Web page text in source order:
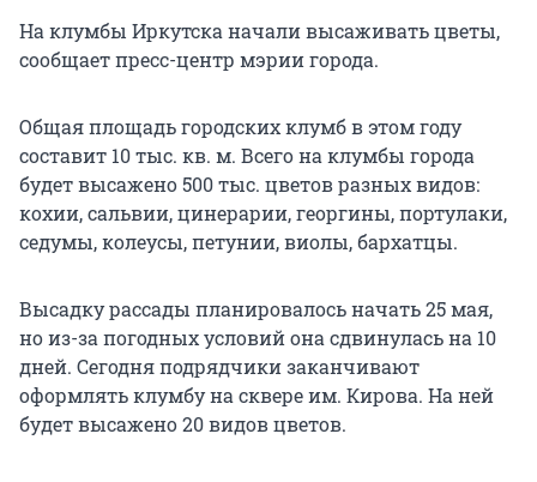
На клумбы Иркутска начали высаживать цветы,
сообщает пресс-центр мэрии города.
Общая площадь городских клумб в этом году
составит 10 тыс. кв. м. Всего на клумбы города
будет высажено 500 тыс. цветов разных видов:
кохии, сальвии, цинерарии, георгины, портулаки,
седумы, колеусы, петунии, виолы, бархатцы.
Высадку рассады планировалось начать 25 мая,
но из-за погодных условий она сдвинулась на 10
дней. Сегодня подрядчики заканчивают
оформлять клумбу на сквере им. Кирова. На ней
будет высажено 20 видов цветов.